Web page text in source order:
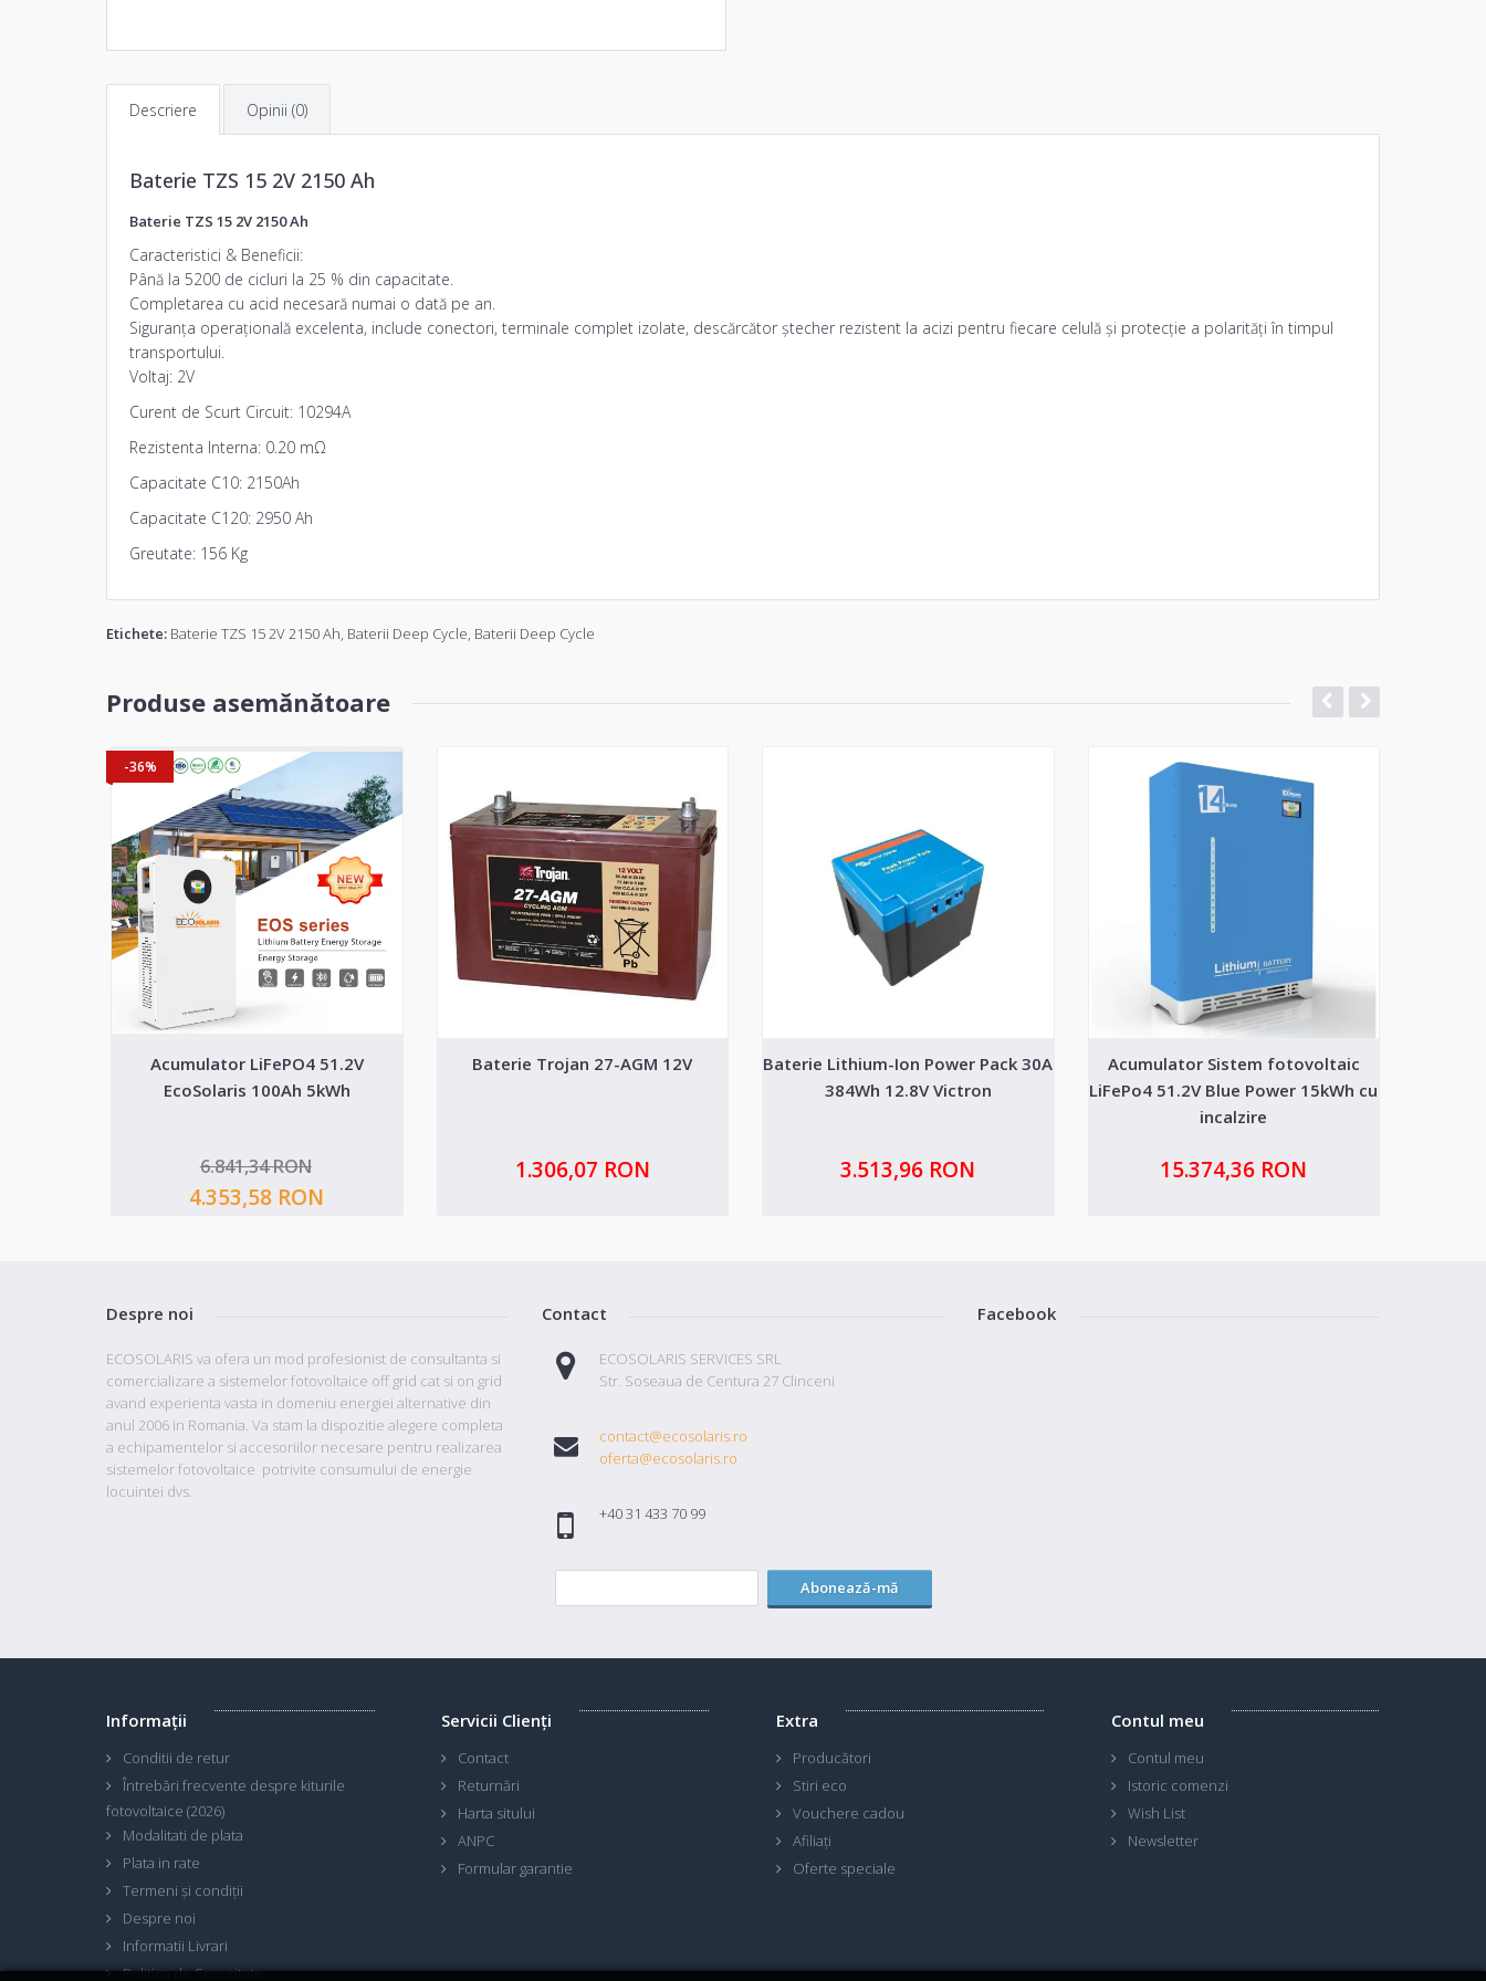
Descriere Opinii (0)
Baterie TZS 15 2V 2150 Ah
Baterie TZS 15 2V 2150 Ah
Caracteristici & Beneficii:
Până la 5200 de cicluri la 25 % din capacitate.
Completarea cu acid necesară numai o dată pe an.
Siguranța operațională excelenta, include conectori, terminale complet izolate, descărcător ștecher rezistent la acizi pentru fiecare celulă și protecție a polarități în timpul
transportului.
Voltaj: 2V
Curent de Scurt Circuit: 10294A
Rezistenta Interna: 0.20 mΩ
Capacitate C10: 2150Ah
Capacitate C120: 2950 Ah
Greutate: 156 Kg
Etichete: Baterie TZS 15 2V 2150 Ah, Baterii Deep Cycle, Baterii Deep Cycle
Produse asemănătoare
-36%
Acumulator LiFePO4 51.2V
EcoSolaris 100Ah 5kWh
6.841,34 RON
4.353,58 RON
Baterie Trojan 27-AGM 12V
1.306,07 RON
Baterie Lithium-Ion Power Pack 30A
384Wh 12.8V Victron
3.513,96 RON
Acumulator Sistem fotovoltaic
LiFePo4 51.2V Blue Power 15kWh cu
incalzire
15.374,36 RON
Despre noi
ECOSOLARIS va ofera un mod profesionist de consultanta si
comercializare a sistemelor fotovoltaice off grid cat si on grid
avand experienta vasta in domeniu energiei alternative din
anul 2006 in Romania. Va stam la dispozitie alegere completa
a echipamentelor si accesoriilor necesare pentru realizarea
sistemelor fotovoltaice potrivite consumului de energie
locuintei dvs.
Contact
ECOSOLARIS SERVICES SRL
Str. Soseaua de Centura 27 Clinceni
contact@ecosolaris.ro
oferta@ecosolaris.ro
+40 31 433 70 99
Facebook
Abonează-mă
Informaţii
Conditii de retur
Întrebări frecvente despre kiturile
fotovoltaice (2026)
Modalitati de plata
Plata in rate
Termeni și condiții
Despre noi
Informatii Livrari
Politica de Securitate
Servicii Clienţi
Contact
Returnări
Harta sitului
ANPC
Formular garantie
Extra
Producători
Stiri eco
Vouchere cadou
Afiliaţi
Oferte speciale
Contul meu
Contul meu
Istoric comenzi
Wish List
Newsletter